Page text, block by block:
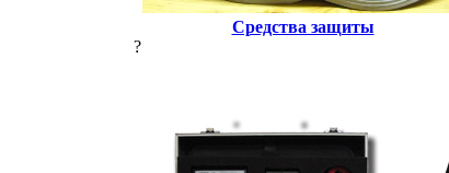
Средства защиты
?